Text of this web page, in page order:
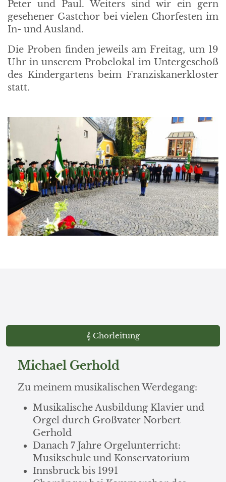
Peter und Paul. Weiters sind wir ein gern
gesehener Gastchor bei vielen Chorfesten im
In- und Ausland.
Die Proben finden jeweils am Freitag, um 19
Uhr in unserem Probelokal im Untergeschoß
des Kindergartens beim Franziskanerkloster
statt.
𝄞 Chorleitung
Michael Gerhold
Zu meinem musikalischen Werdegang:
Musikalische Ausbildung Klavier und
Orgel durch Großvater Norbert
Gerhold
Danach 7 Jahre Orgelunterricht:
Musikschule und Konservatorium
Innsbruck bis 1991